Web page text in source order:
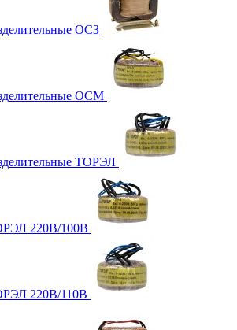
ОСЗ
ОСМ
ТОРЭЛ
220В/100В
220В/110В